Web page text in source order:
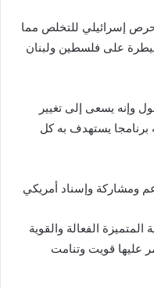
إسرائيلي للتخلص مما
على فلسطين ولبنان
وإنه يسعى إلى تغيير
برنامجا يستهدف به كل
ومشاركة وإسناد أمريكي
الفعالة والقوية
عليها قويت وتنامت